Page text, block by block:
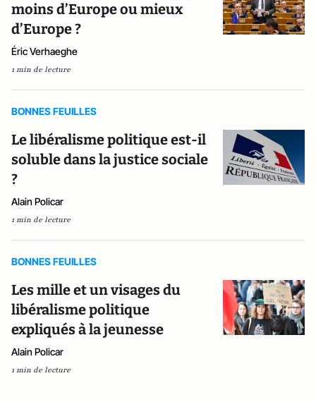
moins d’Europe ou mieux
d’Europe ?
Éric Verhaeghe
1 min de lecture
BONNES FEUILLES
Le libéralisme politique est-il
soluble dans la justice sociale
?
Alain Policar
1 min de lecture
BONNES FEUILLES
Les mille et un visages du
libéralisme politique
expliqués à la jeunesse
Alain Policar
1 min de lecture